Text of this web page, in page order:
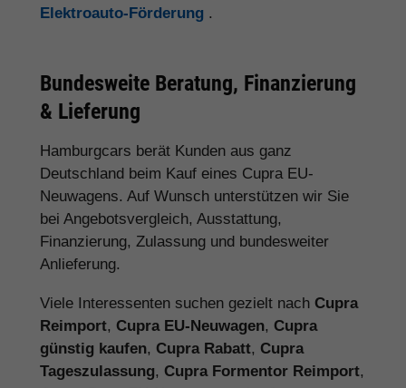
Elektroauto-Förderung .
Bundesweite Beratung, Finanzierung
& Lieferung
Hamburgcars berät Kunden aus ganz
Deutschland beim Kauf eines Cupra EU-
Neuwagens. Auf Wunsch unterstützen wir Sie
bei Angebotsvergleich, Ausstattung,
Finanzierung, Zulassung und bundesweiter
Anlieferung.
Viele Interessenten suchen gezielt nach Cupra
Reimport, Cupra EU-Neuwagen, Cupra
günstig kaufen, Cupra Rabatt, Cupra
Tageszulassung, Cupra Formentor Reimport,